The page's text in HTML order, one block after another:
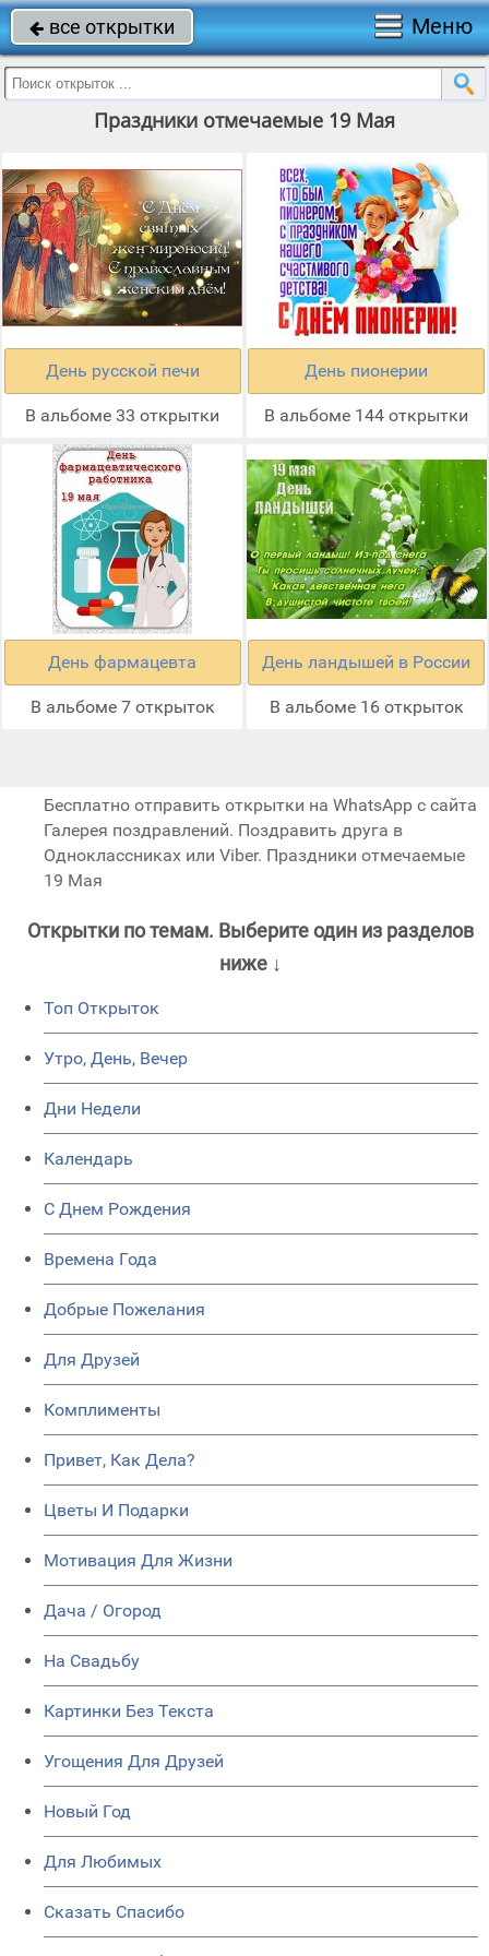
 все открытки Меню
Праздники отмечаемые 19 Мая
День русской печи
В альбоме 33 открытки
День пионерии
В альбоме 144 открытки
День фармацевта
В альбоме 7 открыток
День ландышей в России
В альбоме 16 открыток
Бесплатно отправить открытки на WhatsApp с сайта
Галерея поздравлений. Поздравить друга в
Одноклассниках или Viber. Праздники отмечаемые
19 Мая
Открытки по темам. Выберите один из разделов
ниже ↓
Топ Открыток
Утро, День, Вечер
Дни Недели
Календарь
C Днем Рождения
Времена Года
Добрые Пожелания
Для Друзей
Комплименты
Привет, Как Дела?
Цветы И Подарки
Мотивация Для Жизни
Дача / Огород
На Свадьбу
Картинки Без Текста
Угощения Для Друзей
Новый Год
Для Любимых
Сказать Спасибо